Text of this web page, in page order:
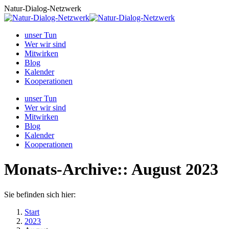
Zum
Inhalt
Natur-Dialog-Netzwerk
unser Tun
Wer wir sind
Mitwirken
Blog
Kalender
Kooperationen
unser Tun
Wer wir sind
Mitwirken
Blog
Kalender
Kooperationen
Monats-Archive:: August 2023
Sie befinden sich hier:
Start
2023